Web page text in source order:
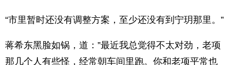
“市里暂时还没有调整方案，至少还没有到宁玥那里。”
蒋希东黑脸如锅，道：”最近我总觉得不太对劲，老项
那几个人有些怪，经常朝车间里跑。你和老项平常也